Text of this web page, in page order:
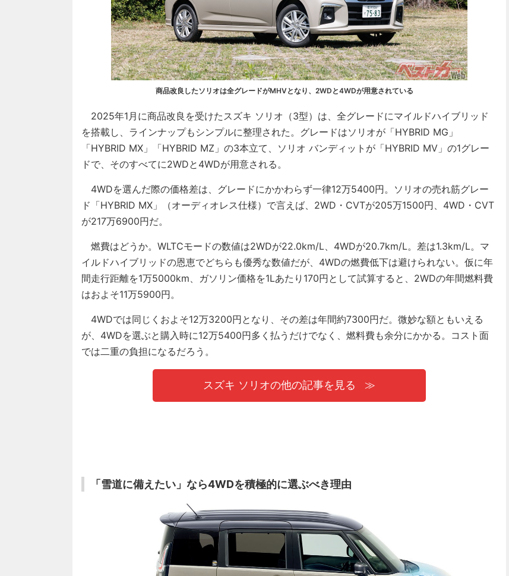
商品改良したソリオは全グレードがMHVとなり、2WDと4WDが用意されている
2025年1月に商品改良を受けたスズキ ソリオ（3型）は、全グレードにマイルドハイブリッド
を搭載し、ラインナップもシンプルに整理された。グレードはソリオが「HYBRID MG」
「HYBRID MX」「HYBRID MZ」の3本立て、ソリオ バンディットが「HYBRID MV」の1グレー
ドで、そのすべてに2WDと4WDが用意される。
4WDを選んだ際の価格差は、グレードにかかわらず一律12万5400円。ソリオの売れ筋グレー
ド「HYBRID MX」（オーディオレス仕様）で言えば、2WD・CVTが205万1500円、4WD・CVT
が217万6900円だ。
燃費はどうか。WLTCモードの数値は2WDが22.0km/L、4WDが20.7km/L。差は1.3km/L。マ
イルドハイブリッドの恩恵でどちらも優秀な数値だが、4WDの燃費低下は避けられない。仮に年
間走行距離を1万5000km、ガソリン価格を1Lあたり170円として試算すると、2WDの年間燃料費
はおよそ11万5900円。
4WDでは同じくおよそ12万3200円となり、その差は年間約7300円だ。微妙な額ともいえる
が、4WDを選ぶと購入時に12万5400円多く払うだけでなく、燃料費も余分にかかる。コスト面
では二重の負担になるだろう。
スズキ ソリオの他の記事を見る
「雪道に備えたい」なら4WDを積極的に選ぶべき理由